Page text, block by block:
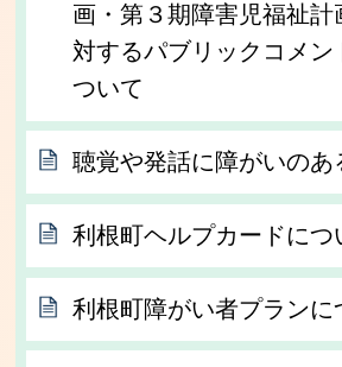
画・第３期障害児福祉計
対するパブリックコメン
ついて
聴覚や発話に障がいのあ
利根町ヘルプカードにつ
利根町障がい者プランに